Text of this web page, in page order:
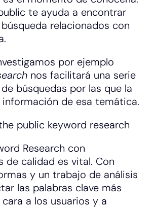
te ayuda a encontrar
relacionados con
por ejemplo
nos facilitará una serie
búsquedas por las que la
de esa temática.
Research con
de calidad es vital. Con
y un trabajo de análisis
las palabras clave más
a los usuarios y a